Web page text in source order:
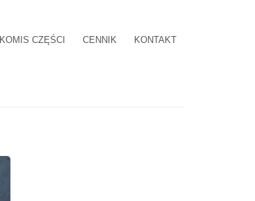
KOMIS CZĘŚCI CENNIK KONTAKT